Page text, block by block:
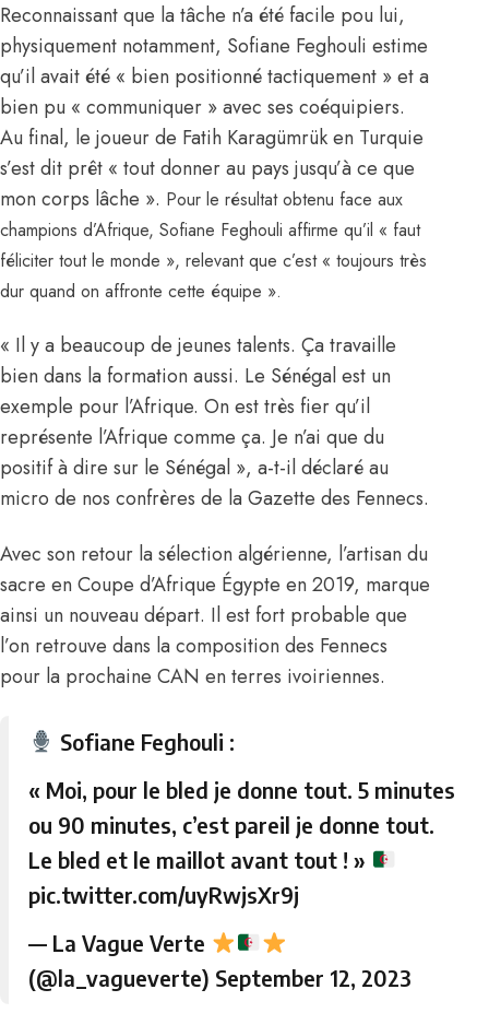
Reconnaissant que la tâche n’a été facile pou lui,
physiquement notamment, Sofiane Feghouli estime
qu’il avait été « bien positionné tactiquement » et a
bien pu « communiquer » avec ses coéquipiers.
Au final, le joueur de Fatih Karagümrük en Turquie
s’est dit prêt « tout donner au pays jusqu’à ce que
mon corps lâche ». Pour le résultat obtenu face aux
champions d’Afrique, Sofiane Feghouli affirme qu’il « faut
féliciter tout le monde », relevant que c’est « toujours très
dur quand on affronte cette équipe ».
« Il y a beaucoup de jeunes talents. Ça travaille
bien dans la formation aussi. Le Sénégal est un
exemple pour l’Afrique. On est très fier qu’il
représente l’Afrique comme ça. Je n’ai que du
positif à dire sur le Sénégal », a-t-il déclaré au
micro de nos confrères de la Gazette des Fennecs.
Avec son retour la sélection algérienne, l’artisan du
sacre en Coupe d’Afrique Égypte en 2019, marque
ainsi un nouveau départ. Il est fort probable que
l’on retrouve dans la composition des Fennecs
pour la prochaine CAN en terres ivoiriennes.
Sofiane Feghouli :
« Moi, pour le bled je donne tout. 5 minutes
ou 90 minutes, c’est pareil je donne tout.
Le bled et le maillot avant tout ! »
pic.twitter.com/uyRwjsXr9j
— La Vague Verte
(@la_vagueverte) September 12, 2023